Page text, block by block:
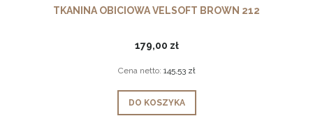
TKANINA OBICIOWA VELSOFT BROWN 212
179,00 zł
Cena netto: 145,53 zł
DO KOSZYKA